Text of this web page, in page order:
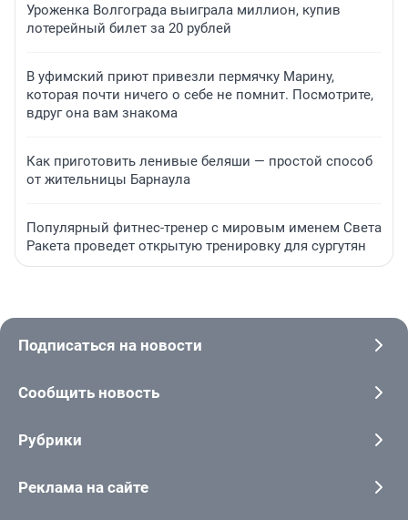
Уроженка Волгограда выиграла миллион, купив
лотерейный билет за 20 рублей
В уфимский приют привезли пермячку Марину,
которая почти ничего о себе не помнит. Посмотрите,
вдруг она вам знакома
Как приготовить ленивые беляши — простой способ
от жительницы Барнаула
Популярный фитнес-тренер с мировым именем Света
Ракета проведет открытую тренировку для сургутян
Подписаться на новости
Сообщить новость
Рубрики
Реклама на сайте